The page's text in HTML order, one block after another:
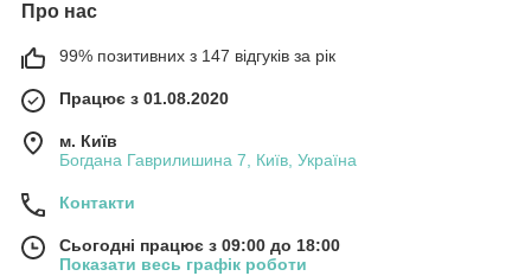
Про нас
99% позитивних з 147 відгуків за рік
Працює з 01.08.2020
м. Київ
Богдана Гаврилишина 7, Київ, Україна
Контакти
Сьогодні працює з 09:00 до 18:00
Показати весь графік роботи